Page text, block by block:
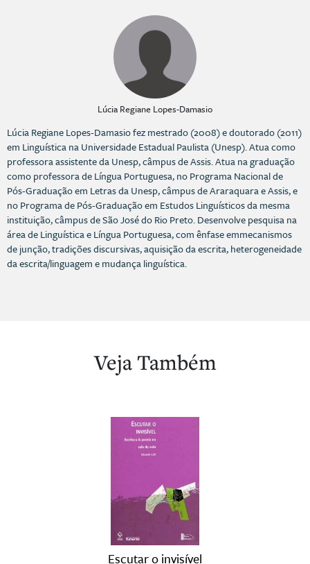
Lúcia Regiane Lopes-Damasio
Lúcia Regiane Lopes-Damasio fez mestrado (2008) e doutorado (2011)
em Linguística na Universidade Estadual Paulista (Unesp). Atua como
professora assistente da Unesp, câmpus de Assis. Atua na graduação
como professora de Língua Portuguesa, no Programa Nacional de
Pós-Graduação em Letras da Unesp, câmpus de Araraquara e Assis, e
no Programa de Pós-Graduação em Estudos Linguísticos da mesma
instituição, câmpus de São José do Rio Preto. Desenvolve pesquisa na
área de Linguística e Língua Portuguesa, com ênfase emmecanismos
de junção, tradições discursivas, aquisição da escrita, heterogeneidade
da escrita/linguagem e mudança linguística.
Veja Também
Escutar o invisível